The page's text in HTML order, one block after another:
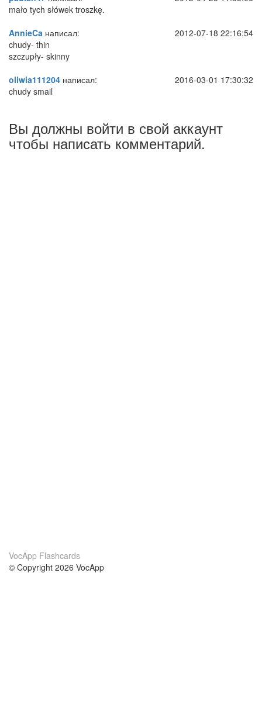
mało tych słówek troszkę.
AnnieCa написал:
2012-07-18 22:16:54
chudy- thin
szczupły- skinny
oliwia111204 написал:
2016-03-01 17:30:32
chudy smail
Вы должны войти в свой аккаунт
чтобы написать комментарий.
VocApp Flashcards
© Copyright 2026 VocApp